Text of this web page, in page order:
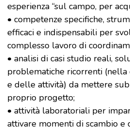
esperienza “sul campo, per
• competenze specifiche,
efficaci e indispensabili per
complesso lavoro di
• analisi di casi studio reali,
problematiche ricorrenti
e delle attività) da mettere
proprio progetto;
• attività laboratoriali per
attivare momenti di scambio e